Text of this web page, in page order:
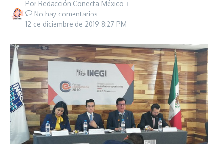
Por Redacción Conecta México
No hay comentarios
12 de diciembre de 2019 8:27 PM